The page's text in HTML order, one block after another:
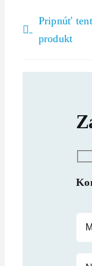
Pripnúť
produkt